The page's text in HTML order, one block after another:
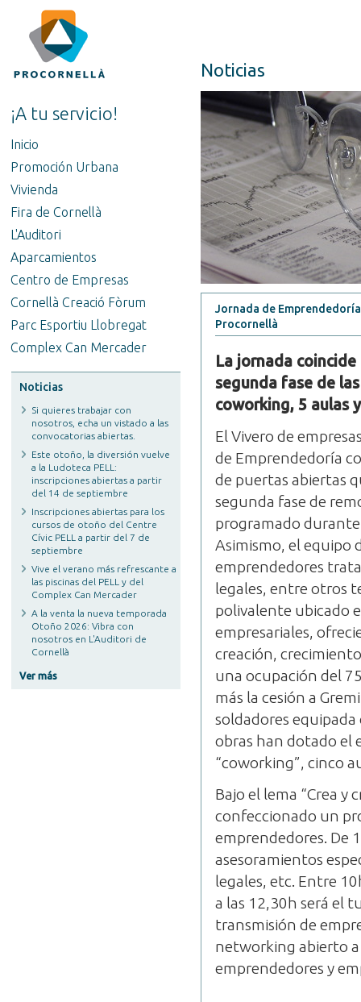
¡A tu servicio!
Inicio
Promoción Urbana
Vivienda
Fira de Cornellà
L'Auditori
Aparcamientos
Centro de Empresas
Cornellà Creació Fòrum
Parc Esportiu Llobregat
Complex Can Mercader
Noticias
Si quieres trabajar con
nosotros, echa un vistado a las
convocatorias abiertas.
Este otoño, la diversión vuelve
a la Ludoteca PELL:
inscripciones abiertas a partir
del 14 de septiembre
Inscripciones abiertas para los
cursos de otoño del Centre
Cívic PELL a partir del 7 de
septiembre
Vive el verano más refrescante a
las piscinas del PELL y del
Complex Can Mercader
A la venta la nueva temporada
Otoño 2026: Vibra con
nosotros en L'Auditori de
Cornellà
Ver más
Noticias
Jornada de
Procornellà
La jornada
segunda fase de
coworking, 5 aulas
El Vivero de
de Emprendedoría
de puertas abiertas
segunda fase de
programado
Asimismo, el equipo
emprendedores
legales, entre otros
polivalente ubicado
empresariales,
creación,
una ocupación del
más la cesión a
soldadores
obras han dotado el
“coworking”, cinco
Bajo el lema “Crea y
confeccionado un
emprendedores. De
asesoramientos
legales, etc. Entre
a las 12,30h será el
transmisión de
networking abierto
emprendedores y